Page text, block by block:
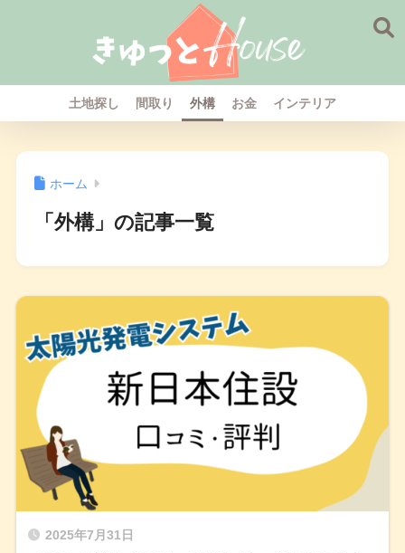
土地探し 間取り 外構 お金 インテリア
ホーム
「外構」の記事一覧
2025年7月31日